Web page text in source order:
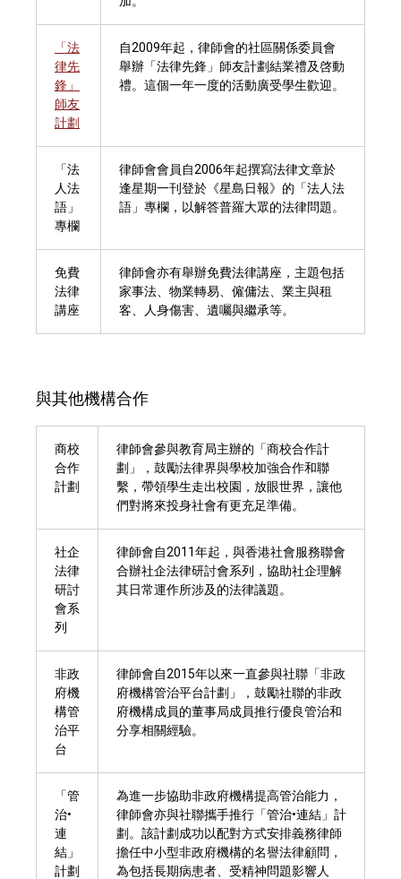
「法
律先
鋒」
師友
計劃
自2009年起，律師會的社區關係委員會
舉辦「法律先鋒」師友計劃結業禮及啓動
禮。這個一年一度的活動廣受學生歡迎。
「法
人法
語」
專欄
律師會會員自2006年起撰寫法律文章於
逢星期一刊登於《星島日報》的「法人法
語」專欄，以解答普羅大眾的法律問題。
免費
法律
講座
律師會亦有舉辦免費法律講座，主題包括
家事法、物業轉易、僱傭法、業主與租
客、人身傷害、遺囑與繼承等。
與其他機構合作
商校
合作
計劃
律師會參與教育局主辦的「商校合作計
劃」，鼓勵法律界與學校加強合作和聯
繫，帶領學生走出校園，放眼世界，讓他
們對將來投身社會有更充足準備。
社企
法律
研討
會系
列
律師會自2011年起，與香港社會服務聯會
合辦社企法律研討會系列，協助社企理解
其日常運作所涉及的法律議題。
非政
府機
構管
治平
台
律師會自2015年以來一直參與社聯「非政
府機構管治平台計劃」，鼓勵社聯的非政
府機構成員的董事局成員推行優良管治和
分享相關經驗。
「管
治•
連
結」
計劃
為進一步協助非政府機構提高管治能力，
律師會亦與社聯攜手推行「管治•連結」計
劃。該計劃成功以配對方式安排義務律師
擔任中小型非政府機構的名譽法律顧問，
為包括長期病患者、受精神問題影響人